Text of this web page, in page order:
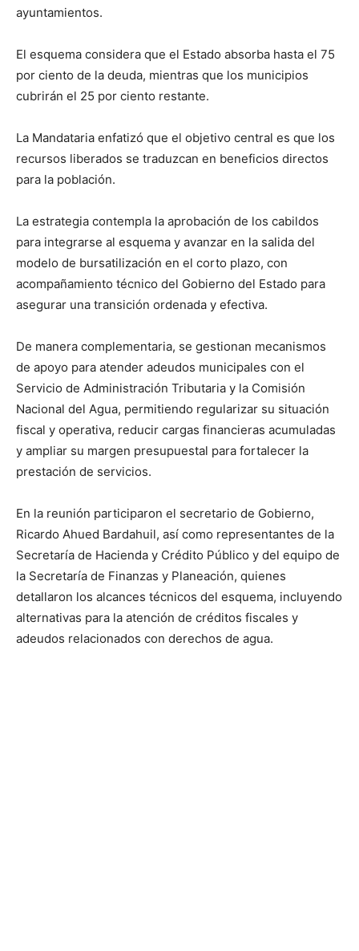
ayuntamientos.
El esquema considera que el Estado absorba hasta el 75
por ciento de la deuda, mientras que los municipios
cubrirán el 25 por ciento restante.
La Mandataria enfatizó que el objetivo central es que los
recursos liberados se traduzcan en beneficios directos
para la población.
La estrategia contempla la aprobación de los cabildos
para integrarse al esquema y avanzar en la salida del
modelo de bursatilización en el corto plazo, con
acompañamiento técnico del Gobierno del Estado para
asegurar una transición ordenada y efectiva.
De manera complementaria, se gestionan mecanismos
de apoyo para atender adeudos municipales con el
Servicio de Administración Tributaria y la Comisión
Nacional del Agua, permitiendo regularizar su situación
fiscal y operativa, reducir cargas financieras acumuladas
y ampliar su margen presupuestal para fortalecer la
prestación de servicios.
En la reunión participaron el secretario de Gobierno,
Ricardo Ahued Bardahuil, así como representantes de la
Secretaría de Hacienda y Crédito Público y del equipo de
la Secretaría de Finanzas y Planeación, quienes
detallaron los alcances técnicos del esquema, incluyendo
alternativas para la atención de créditos fiscales y
adeudos relacionados con derechos de agua.